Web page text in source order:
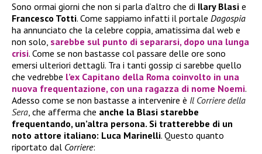
Sono ormai giorni che non si parla d’altro che di Ilary Blasi e
Francesco Totti. Come sappiamo infatti il portale Dagospia
ha annunciato che la celebre coppia, amatissima dal web e
non solo, sarebbe sul punto di separarsi, dopo una lunga
crisi. Come se non bastasse col passare delle ore sono
emersi ulteriori dettagli. Tra i tanti gossip ci sarebbe quello
che vedrebbe l’ex Capitano della Roma coinvolto in una
nuova frequentazione, con una ragazza di nome Noemi.
Adesso come se non bastasse a intervenire è Il Corriere della
Sera, che afferma che anche la Blasi starebbe
frequentando, un’altra persona. Si tratterebbe di un
noto attore italiano: Luca Marinelli. Questo quanto
riportato dal Corriere: